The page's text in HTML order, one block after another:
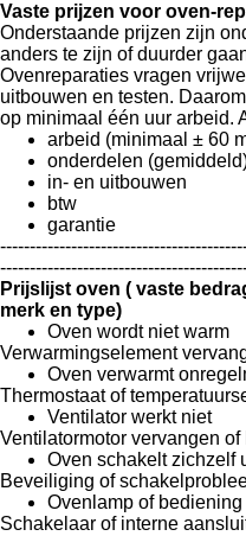
Vaste prijzen voor
Onderstaande prijzen zijn
anders te zijn of duurder
Ovenreparaties vragen
uitbouwen en testen.
op minimaal één uur arbeid.
arbeid (minimaal ± 60
onderdelen
in‑ en uitbouwen
btw
garantie
Prijslijst oven ( vaste
merk en type)
Oven wordt niet warm
Verwarmingselement
Oven verwarmt
Thermostaat of
Ventilator werkt niet
Ventilatormotor vervangen of
Oven schakelt zichzelf
Beveiliging of
Ovenlamp of bediening
Schakelaar of interne